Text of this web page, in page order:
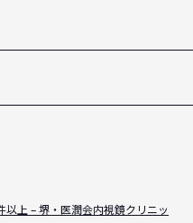
以上 – 堺・医潤会内視鏡クリニッ